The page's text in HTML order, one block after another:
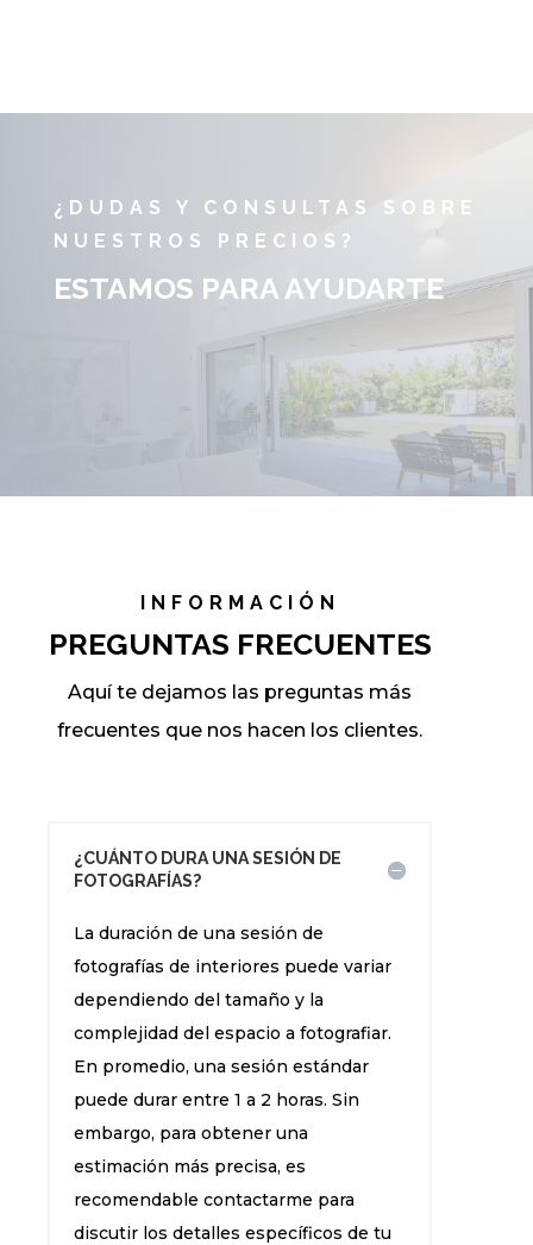
¿DUDAS Y CONSULTAS SOBRE
NUESTROS PRECIOS?
ESTAMOS PARA AYUDARTE
INFORMACIÓN
PREGUNTAS FRECUENTES
Aquí te dejamos las preguntas más
frecuentes que nos hacen los clientes.
¿CUÁNTO DURA UNA SESIÓN DE
FOTOGRAFÍAS?
La duración de una sesión de
fotografías de interiores puede variar
dependiendo del tamaño y la
complejidad del espacio a fotografiar.
En promedio, una sesión estándar
puede durar entre 1 a 2 horas. Sin
embargo, para obtener una
estimación más precisa, es
recomendable contactarme para
discutir los detalles específicos de tu